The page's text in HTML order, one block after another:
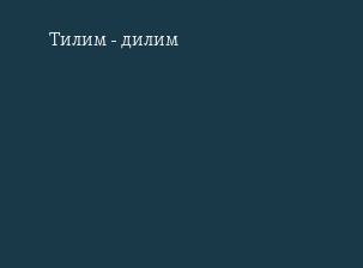
Тилим - дилим